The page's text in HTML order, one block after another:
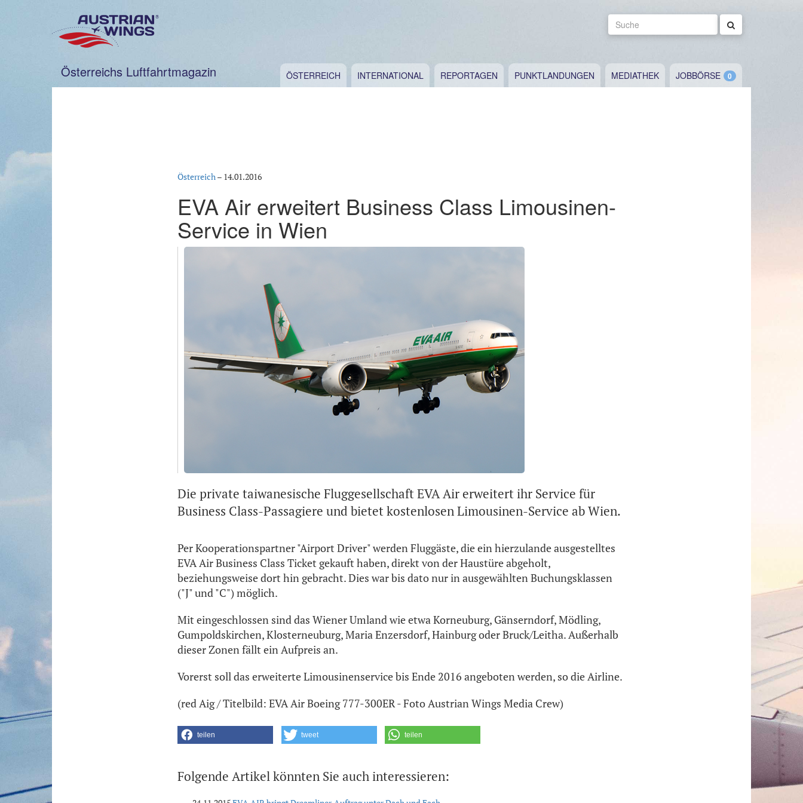
Suche
Österreichs Luftfahrtmagazin ÖSTERREICH INTERNATIONAL REPORTAGEN PUNKTLANDUNGEN MEDIATHEK JOBBÖRSE
Österreich– 14.01.2016
EVA Air erweitert Business Class Limousinen-
Service in Wien
Die private taiwanesische Fluggesellschaft EVA Air erweitert ihr Service für
Business Class-Passagiere und bietet kostenlosen Limousinen-Service ab Wien.
Per Kooperationspartner "Airport Driver" werden Fluggäste, die ein hierzulande ausgestelltes
EVA Air Business Class Ticket gekauft haben, direkt von der Haustüre abgeholt,
beziehungsweise dort hin gebracht. Dies war bis dato nur in ausgewählten Buchungsklassen
("J" und "C") möglich.
Mit eingeschlossen sind das Wiener Umland wie etwa Korneuburg, Gänserndorf, Mödling,
Gumpoldskirchen, Klosterneuburg, Maria Enzersdorf, Hainburg oder Bruck/Leitha. Außerhalb
dieser Zonen fällt ein Aufpreis an.
Vorerst soll das erweiterte Limousinenservice bis Ende 2016 angeboten werden, so die Airline.
(red Aig / Titelbild: EVA Air Boeing 777-300ER - Foto Austrian Wings Media Crew)
teilen tweet teilen
Folgende Artikel könnten Sie auch interessieren: